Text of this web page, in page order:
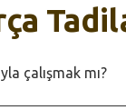
çalışmak mı?